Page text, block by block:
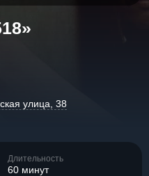
улица, 38
Длительность
60 минут